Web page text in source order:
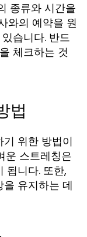
종류와 시간을
와의 예약을 원
습니다. 반드
체크하는 것
법
위한 방법이
운 스트레칭은
됩니다. 또한,
유지하는 데